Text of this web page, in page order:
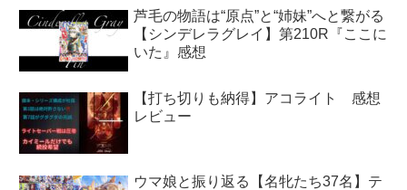
芦毛の物語は“原点”と“姉妹”へと繋がる
【シンデレラグレイ】第210R『ここに
いた』感想
【打ち切りも納得】アコライト 感想
レビュー
ウマ娘と振り返る【名牝たち37名】テ